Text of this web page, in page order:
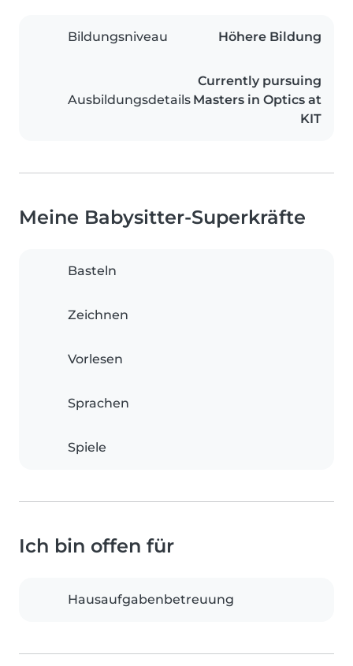
Bildungsniveau Höhere Bildung
Ausbildungsdetails
Currently pursuing
Masters in Optics at
KIT
Meine Babysitter-Superkräfte
Basteln
Zeichnen
Vorlesen
Sprachen
Spiele
Ich bin offen für
Hausaufgabenbetreuung